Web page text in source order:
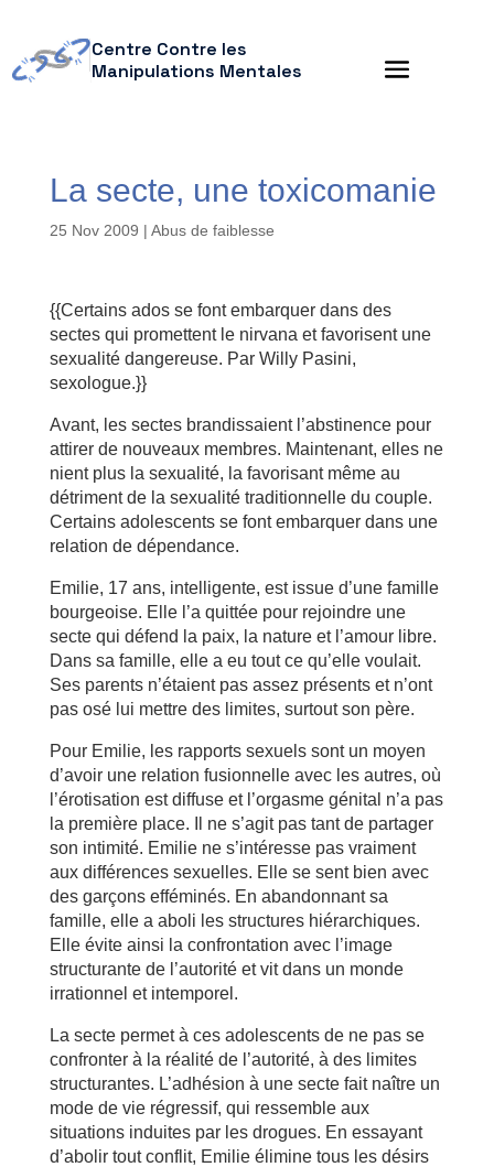
Centre Contre les
Manipulations Mentales
La secte, une toxicomanie
25 Nov 2009 | Abus de faiblesse
{{Certains ados se font embarquer dans des
sectes qui promettent le nirvana et favorisent une
sexualité dangereuse. Par Willy Pasini,
sexologue.}}
Avant, les sectes brandissaient l’abstinence pour
attirer de nouveaux membres. Maintenant, elles ne
nient plus la sexualité, la favorisant même au
détriment de la sexualité traditionnelle du couple.
Certains adolescents se font embarquer dans une
relation de dépendance.
Emilie, 17 ans, intelligente, est issue d’une famille
bourgeoise. Elle l’a quittée pour rejoindre une
secte qui défend la paix, la nature et l’amour libre.
Dans sa famille, elle a eu tout ce qu’elle voulait.
Ses parents n’étaient pas assez présents et n’ont
pas osé lui mettre des limites, surtout son père.
Pour Emilie, les rapports sexuels sont un moyen
d’avoir une relation fusionnelle avec les autres, où
l’érotisation est diffuse et l’orgasme génital n’a pas
la première place. Il ne s’agit pas tant de partager
son intimité. Emilie ne s’intéresse pas vraiment
aux différences sexuelles. Elle se sent bien avec
des garçons efféminés. En abandonnant sa
famille, elle a aboli les structures hiérarchiques.
Elle évite ainsi la confrontation avec l’image
structurante de l’autorité et vit dans un monde
irrationnel et intemporel.
La secte permet à ces adolescents de ne pas se
confronter à la réalité de l’autorité, à des limites
structurantes. L’adhésion à une secte fait naître un
mode de vie régressif, qui ressemble aux
situations induites par les drogues. En essayant
d’abolir tout conflit, Emilie élimine tous les désirs